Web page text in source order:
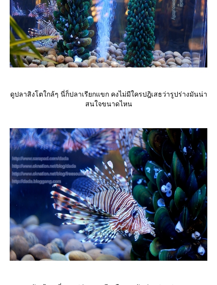
ดูปลาสิงโตใกล้ๆ นี่ก็ปลาเรียกแขก คงไม่มีใครปฎิเสธว่ารูปร่างมันน่า
สนใจขนาดไหน